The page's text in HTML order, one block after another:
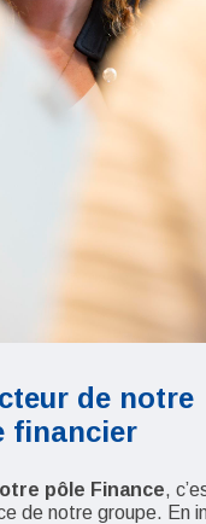
de notre
financier
pôle Finance,
de notre groupe. En